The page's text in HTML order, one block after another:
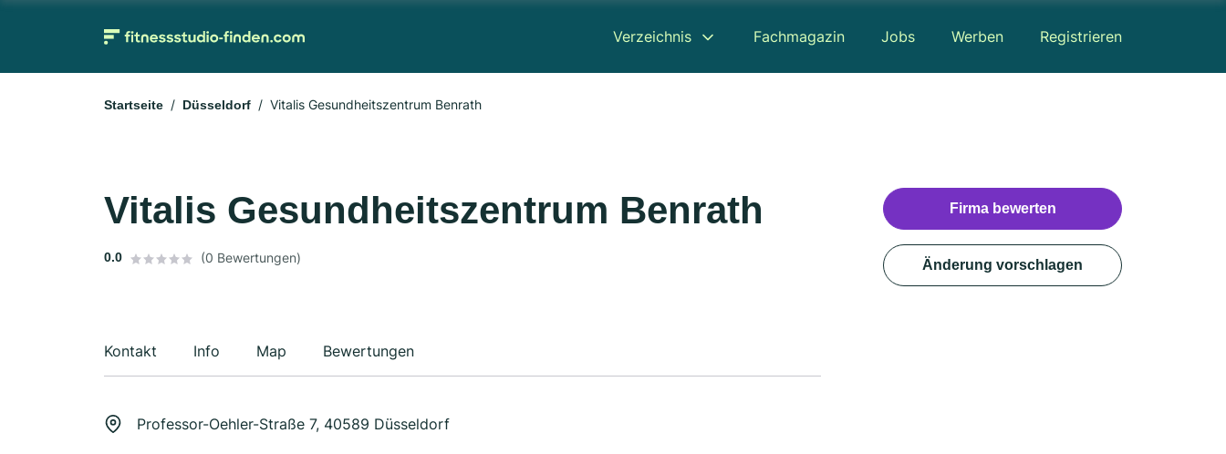
Verzeichnis Fachmagazin Jobs Werben Registrieren
Startseite Düsseldorf Vitalis Gesundheitszentrum Benrath
Vitalis Gesundheitszentrum Benrath
0.0 (0 Bewertungen)
Kontakt Info Map Bewertungen
Professor-Oehler-Straße 7, 40589 Düsseldorf
Firma bewerten
Änderung vorschlagen